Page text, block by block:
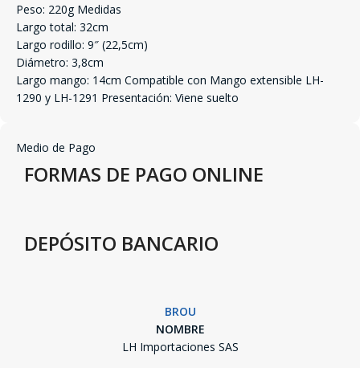
Peso: 220g Medidas
Largo total: 32cm
Largo rodillo: 9″ (22,5cm)
Diámetro: 3,8cm
Largo mango: 14cm Compatible con Mango extensible LH-
1290 y LH-1291 Presentación: Viene suelto
Medio de Pago
FORMAS DE PAGO ONLINE
DEPÓSITO BANCARIO
BROU
NOMBRE
LH Importaciones SAS